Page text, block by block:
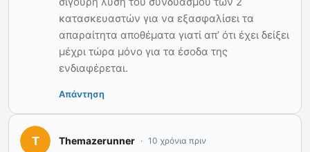
κατασκευαστών για να εξασφαλίσει τα
απαραίτητα αποθέματα γιατί απ’ ότι έχει δείξει
μέχρι τώρα μόνο για τα έσοδα της
ενδιαφέρεται.
Απάντηση
Themazerunner 10 χρόνια πριν